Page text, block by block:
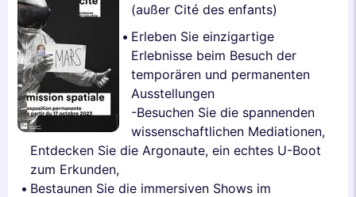
(außer Cité des enfants)
Erleben Sie einzigartige
Erlebnisse beim Besuch der
temporären und permanenten
Ausstellungen
-Besuchen Sie die spannenden
wissenschaftlichen Mediationen,
Entdecken Sie die Argonaute, ein echtes U-Boot
zum Erkunden,
Bestaunen Sie die immersiven Shows im